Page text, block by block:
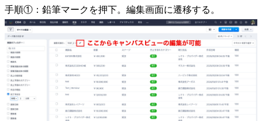
手順①：鉛筆マークを押下。編集画面に遷移する。